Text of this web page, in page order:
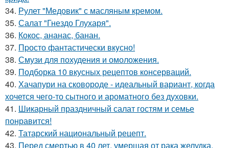
34. Рулет "Медовик" с масляным кремом.
35. Салат "Гнездо Глухаря".
36. Кокос, ананас, банан.
37. Пpосто фантастически вкyсно!
38. Смузи для похудения и омоложения.
39. Подборка 10 вкусных рецептов консерваций.
40. Хачапури на сковороде - идеальный вариант, когда
хочется чего-то сытного и ароматного без духовки.
41. Шикарный праздничный салат гостям и семье
понравится!
42. Татарский национальный рецепт.
43. Перед смертью в 40 лет, умершая от рака желудка,